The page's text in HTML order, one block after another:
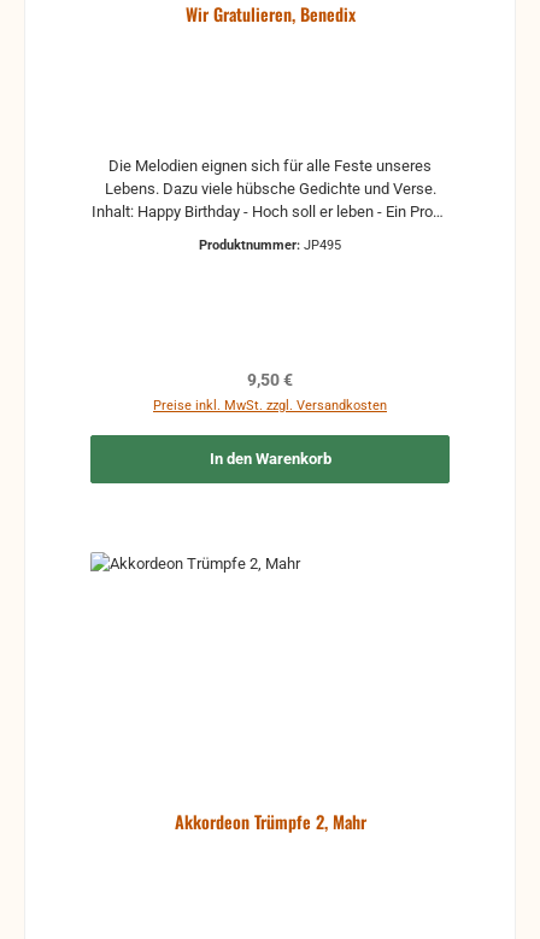
Wir Gratulieren, Benedix
Die Melodien eignen sich für alle Feste unseres
Lebens. Dazu viele hübsche Gedichte und Verse.
Inhalt: Happy Birthday - Hoch soll er leben - Ein Prosit
Produktnummer: JP495
Regulärer Preis:
9,50 €
Preise inkl. MwSt. zzgl. Versandkosten
In den Warenkorb
Akkordeon Trümpfe 2, Mahr